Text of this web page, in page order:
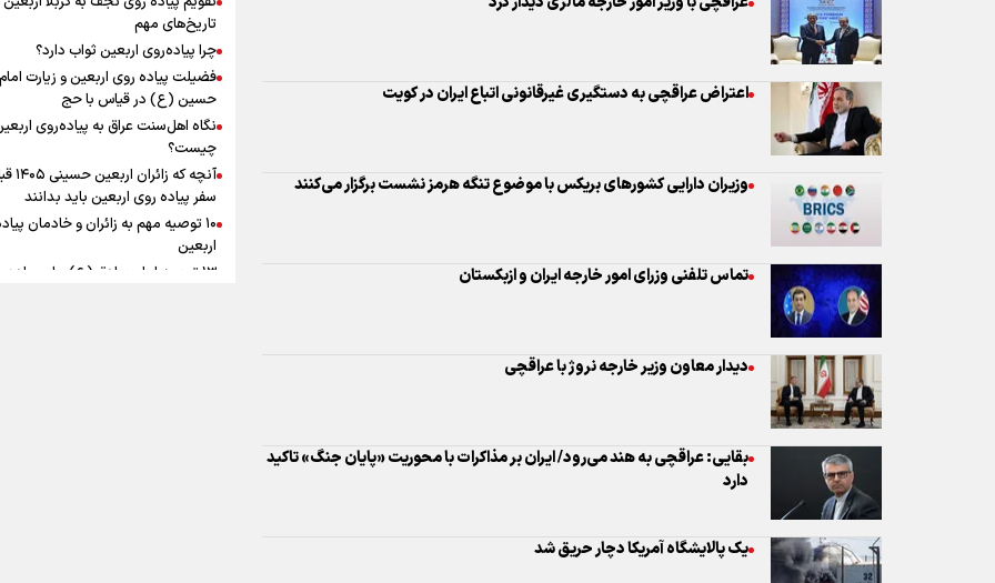
اعتراض عراقچی به دستگیری غیرقانونی اتباع ایران در کویت
وزیران دارایی کشورهای بریکس با موضوع تنگه هرمز نشست برگزار می‌کنند
تماس تلفنی وزرای امور خارجه ایران و ازبکستان
دیدار معاون وزیر خارجه نروژ با عراقچی
بقایی: عراقچی به هند می‌رود/ ایران بر مذاکرات با محوریت «پایان جنگ» تاکید
دارد
یک پالایشگاه آمریکا دچار حریق شد
به زوجیت
افزوده چقدر است؟
اینفوبرنا/ سقف معافیت مالیاتی
حقوق کارکنان دولت و
در بودجه ۱۴۰۵ چقدر است؟
تاریخ‌های مهم
چرا پیاده‌روی اربعین ثواب دارد؟
فضیلت پیاده روی اربعین و زیارت امام
حسین (ع) در قیاس با حج
نگاه اهل‌سنت عراق به پیاده‌روی
چیست؟
آنچه که
سفر پیاده روی اربعین باید بدانند
۱۰ توصیه مهم به زائران و خادمان
اربعین
۱۳ توصیه امام صادق (ع) برای